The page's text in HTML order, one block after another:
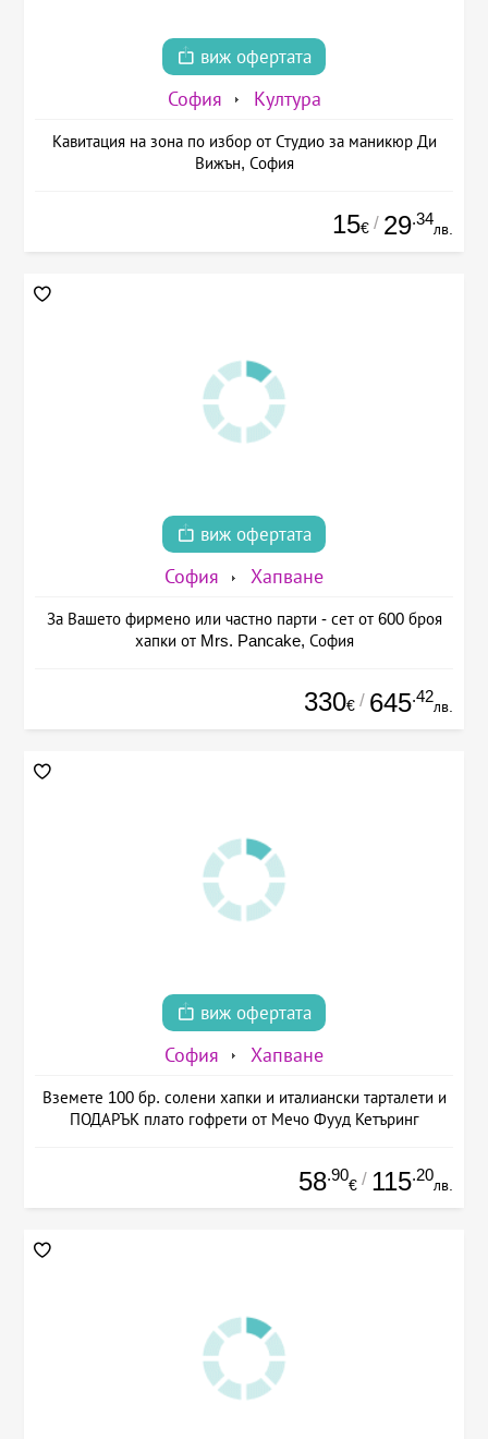
виж офертата
София Култура
Кавитация на зона по избор от Студио за маникюр Ди
Вижън, София
15€ / 29.34
лв.
виж офертата
София Хапване
За Вашето фирмено или частно парти - сет от 600 броя
хапки от Mrs. Pancake, София
330€ / 645.42
лв.
виж офертата
София Хапване
Вземете 100 бр. солени хапки и италиански тарталети и
ПОДАРЪК плато гофрети от Мечо Фууд Кетъринг
58.90
€ / 115.20
лв.